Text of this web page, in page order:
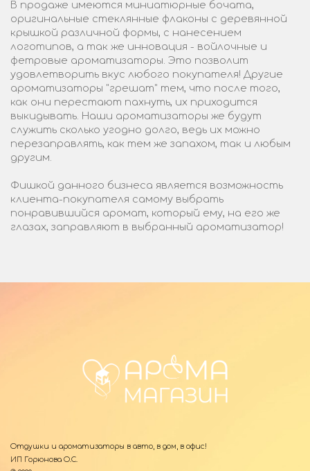
В продаже имеются миниатюрные бочата,
оригинальные стеклянные флаконы с деревянной
крышкой различной формы, с нанесением
логотипов, а так же инновация - войлочные и
фетровые ароматизаторы. Это позволит
удовлетворить вкус любого покупателя! Другие
ароматизаторы "грешат" тем, что после того,
как они перестают пахнуть, их приходится
выкидывать. Наши ароматизаторы же будут
служить сколько угодно долго, ведь их можно
перезаправлять, как тем же запахом, так и любым
другим.
Фишкой данного бизнеса является возможность
клиента-покупателя самому выбрать
понравившийся аромат, который ему, на его же
глазах, заправляют в выбранный ароматизатор!
Отдушки и ароматизаторы в авто, в дом, в офис!
ИП Горюнова О.С.